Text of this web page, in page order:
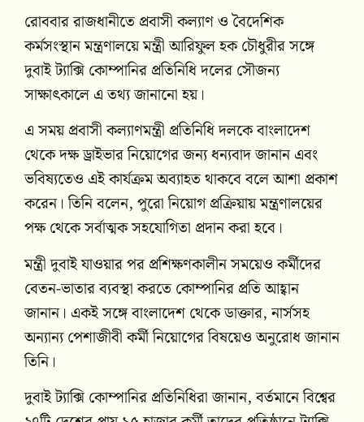
রোববার রাজধানীতে প্রবাসী কল্যাণ ও বৈদেশিক
কর্মসংস্থান মন্ত্রণালয়ে মন্ত্রী আরিফুল হক চৌধুরীর সঙ্গে
দুবাই ট্যাক্সি কোম্পানির প্রতিনিধি দলের সৌজন্য
সাক্ষাৎকালে এ তথ্য জানানো হয়।
এ সময় প্রবাসী কল্যাণমন্ত্রী প্রতিনিধি দলকে বাংলাদেশ
থেকে দক্ষ ড্রাইভার নিয়োগের জন্য ধন্যবাদ জানান এবং
ভবিষ্যতেও এই কার্যক্রম অব্যাহত থাকবে বলে আশা প্রকাশ
করেন। তিনি বলেন, পুরো নিয়োগ প্রক্রিয়ায় মন্ত্রণালয়ের
পক্ষ থেকে সর্বাত্মক সহযোগিতা প্রদান করা হবে।
মন্ত্রী দুবাই যাওয়ার পর প্রশিক্ষণকালীন সময়েও কর্মীদের
বেতন-ভাতার ব্যবস্থা করতে কোম্পানির প্রতি আহ্বান
জানান। একই সঙ্গে বাংলাদেশ থেকে ডাক্তার, নার্সসহ
অন্যান্য পেশাজীবী কর্মী নিয়োগের বিষয়েও অনুরোধ জানান
তিনি।
দুবাই ট্যাক্সি কোম্পানির প্রতিনিধিরা জানান, বর্তমানে বিশ্বের